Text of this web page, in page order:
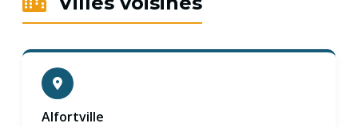
Alfortville